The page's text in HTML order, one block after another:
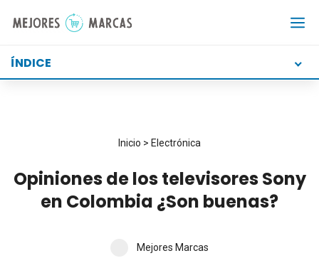
ÍNDICE
Inicio > Electrónica
Opiniones de los televisores Sony
en Colombia ¿Son buenas?
Mejores Marcas